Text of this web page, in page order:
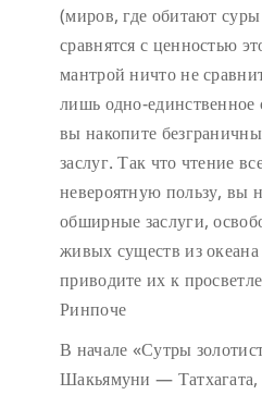
(миров, где обитают
сравнятся с ценностью
мантрой ничто не
лишь одно-единственное
вы накопите
заслуг. Так что чтение
невероятную пользу, вы
обширные заслуги,
живых существ из
приводите их к
Ринпоче
В начале «Сутры
Шакьямуни —